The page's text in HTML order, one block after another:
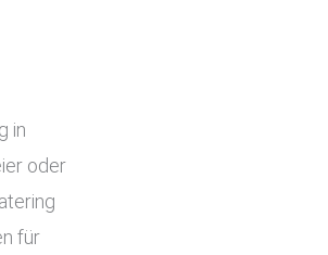
in
oder
für